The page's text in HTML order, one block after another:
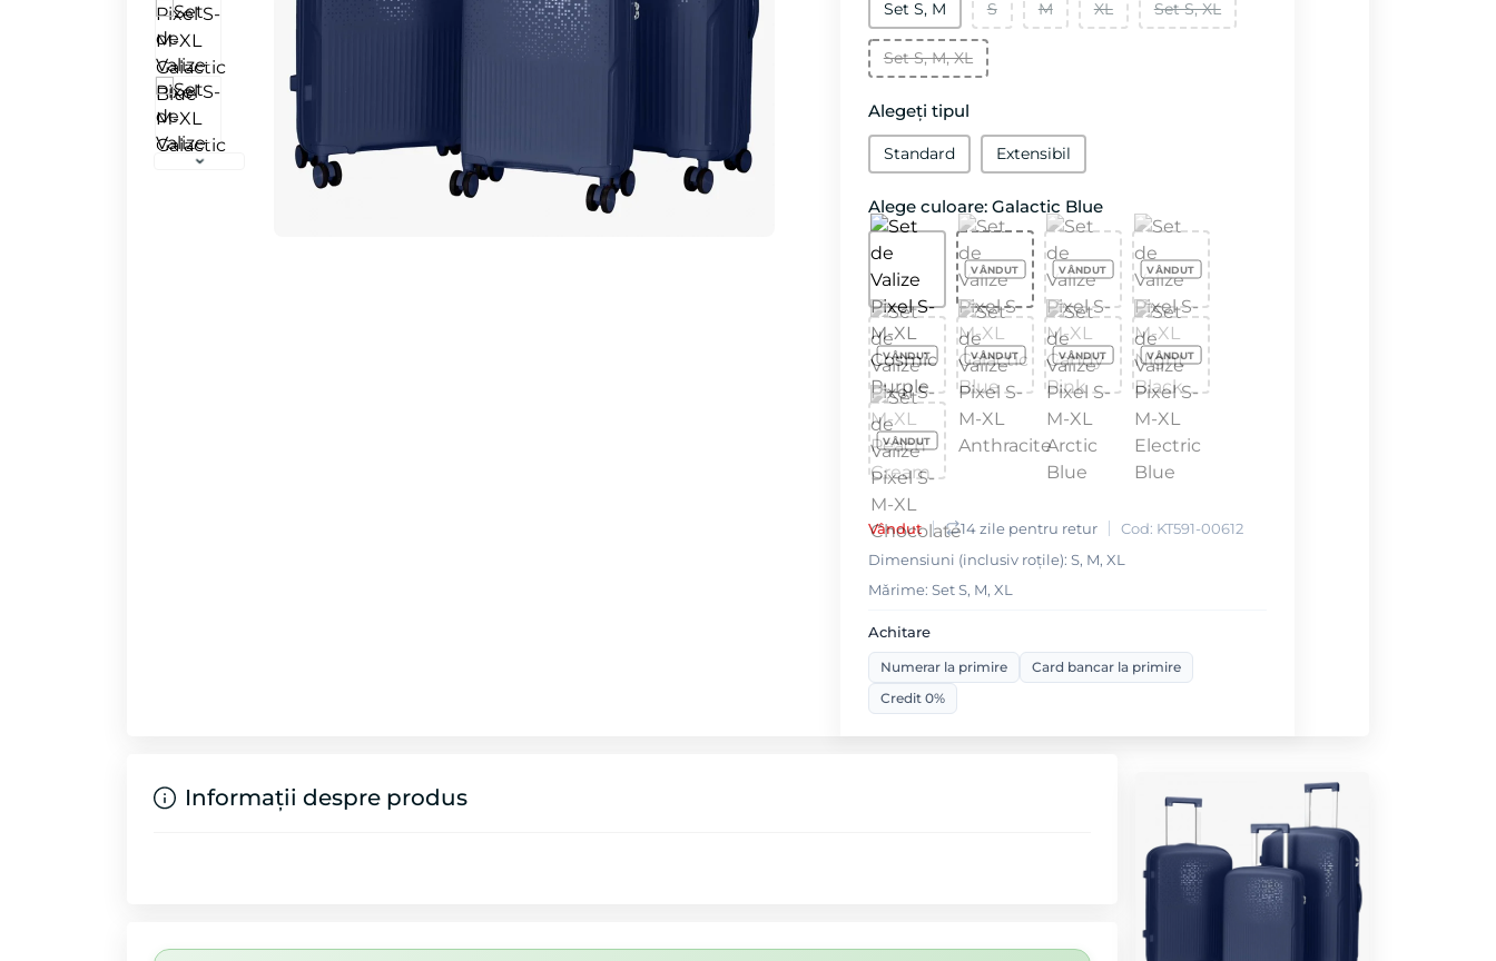
Set S, M S M XL Set S, XL
Set S, M, XL
Alegeți tipul
Standard Extensibil
Alege culoare: Galactic Blue
Vândut 14 zile pentru retur
Cod: KT591-00612
Dimensiuni (inclusiv roțile): S, M, XL
Mǎrime: Set S, M, XL
Achitare
Numerar la primire
Card bancar la primire
Credit 0%
Informații despre produs